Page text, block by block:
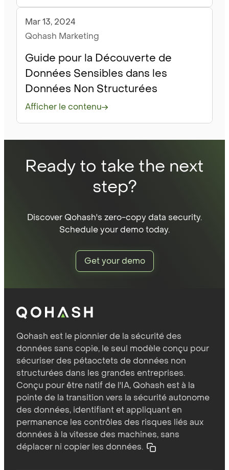
Blogue
Mar 13, 2024
Qohash Marketing
Guide pour la Découverte de
Données Sensibles dans les
Données Non Structurées
Afficher le contenu
Ready to take the next
step?
Discover Qohash's zero-copy data security.
Schedule your demo today.
Get your demo
Qohash est le pionnier de la sécurité des
données sans copie, le seul modèle conçu pour
sécuriser des pétaoctets de données non
structurées dans les grandes entreprises.
Conçu pour être natif de l'IA, Qohash est à la
pointe de la transition vers la sécurité autonome
des données, identifiant et appliquant en
permanence les contrôles des risques liés aux
données à la vitesse des machines, sans
déplacer ni copier les données.